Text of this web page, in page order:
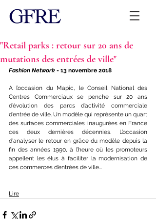
"Retail parks : retour sur 20 ans de
mutations des entrées de ville"
Fashion Network - 13 novembre 2018
A l’occasion du Mapic, le Conseil National des
Centres Commerciaux se penche sur 20 ans
d’évolution des parcs d’activité commerciale
d’entrée de ville. Un modèle qui représente un quart
des surfaces commerciales inaugurées en France
ces deux dernières décennies. L’occasion
d'analyser le retour en grâce du modèle depuis la
fin des années 1990, à l’heure où les promoteurs
appellent les élus à faciliter la modernisation de
ces commerces d’entrées de ville...
Lire